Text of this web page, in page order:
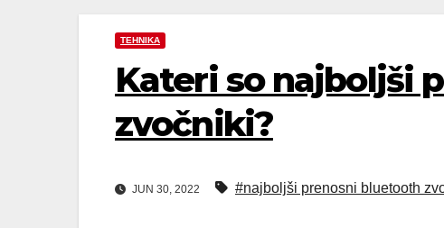
TEHNIKA
Kateri so najboljši
zvočniki?
JUN 30, 2022 #najboljši prenosni bluetooth